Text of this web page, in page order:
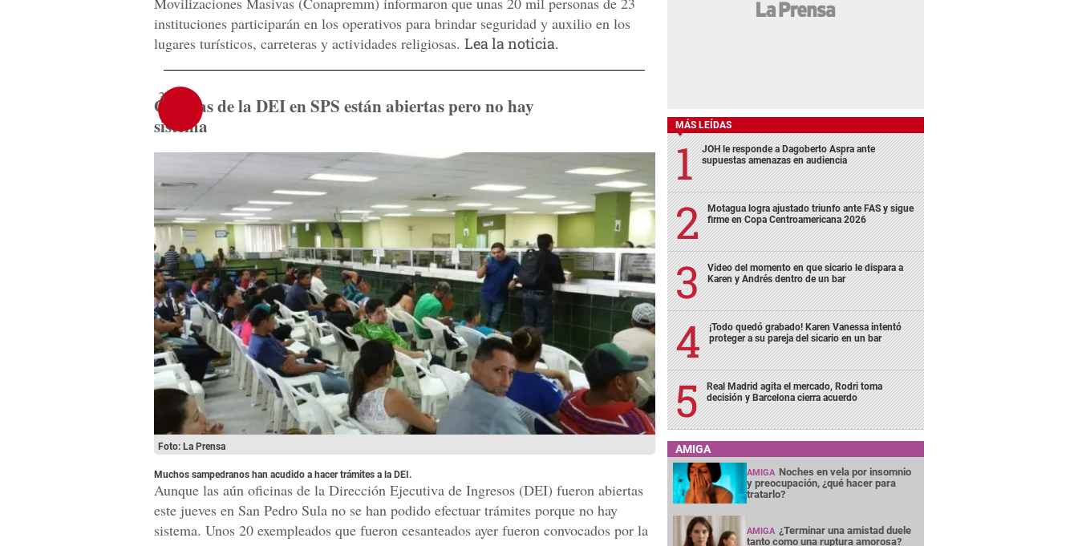
instituciones participarán en los operativos para brindar seguridad y auxilio en los
lugares turísticos, carreteras y actividades religiosas. Lea la noticia.
3
Oficinas de la DEI en SPS están abiertas pero no hay
sistema
Foto: La Prensa
Muchos sampedranos han acudido a hacer trámites a la DEI.
Aunque las aún oficinas de la Dirección Ejecutiva de Ingresos (DEI) fueron abiertas
este jueves en San Pedro Sula no se han podido efectuar trámites porque no hay
sistema. Unos 20 exempleados que fueron cesanteados ayer fueron convocados por la
MÁS LEÍDAS
JOH le responde a Dagoberto Aspra ante
supuestas amenazas en audiencia
Motagua logra ajustado triunfo ante FAS y sigue
firme en Copa Centroamericana 2026
Video del momento en que sicario le dispara a
Karen y Andrés dentro de un bar
¡Todo quedó grabado! Karen Vanessa intentó
proteger a su pareja del sicario en un bar
Real Madrid agita el mercado, Rodri toma
decisión y Barcelona cierra acuerdo
AMIGA
AMIGA Noches en vela por insomnio
y preocupación, ¿qué hacer para
tratarlo?
AMIGA ¿Terminar una amistad duele
tanto como una ruptura amorosa?